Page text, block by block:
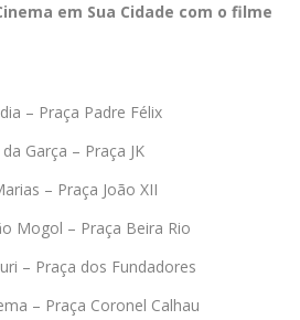
em Sua Cidade com o filme
– Praça Padre Félix
Garça – Praça JK
– Praça João XII
Mogol – Praça Beira Rio
– Praça dos Fundadores
– Praça Coronel Calhau